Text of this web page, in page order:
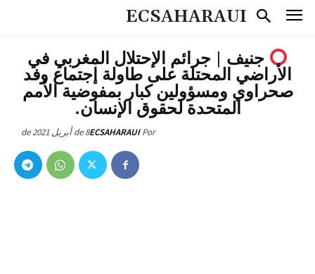
ECSAHARAUI
جنيف | جرائم الإحتلال المغربي في
الأراضي المحتلة على طاولة إجتماع وفد
صحراوي ومسؤولين كبار بمفوضية الأمم
المتحدة لحقوق الإنسان.
Por
ECSAHARAUI8 de أبريل de 2021